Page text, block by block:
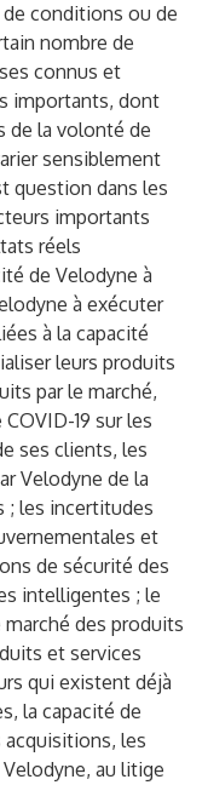
conditions ou de
nombre de
connus et
importants, dont
de la volonté de
sensiblement
question dans les
importants
réels
de Velodyne à
à exécuter
à la capacité
leurs produits
par le marché,
19 sur les
ses clients, les
Velodyne de la
; les incertitudes
et
de sécurité des
intelligentes ; le
des produits
et services
qui existent déjà
la capacité de
les
au litige